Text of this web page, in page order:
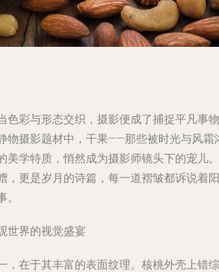
色彩与形态交织，摄影便成了捕捉平凡事物
物摄影题材中，干果——那些被时光与风霜
美学特质，悄然成为摄影师镜头下的宠儿。
，更是岁月的诗篇，每一道褶皱都诉说着阳
世界的视觉盛宴
，在于其丰富的表面纹理。核桃外壳上错综